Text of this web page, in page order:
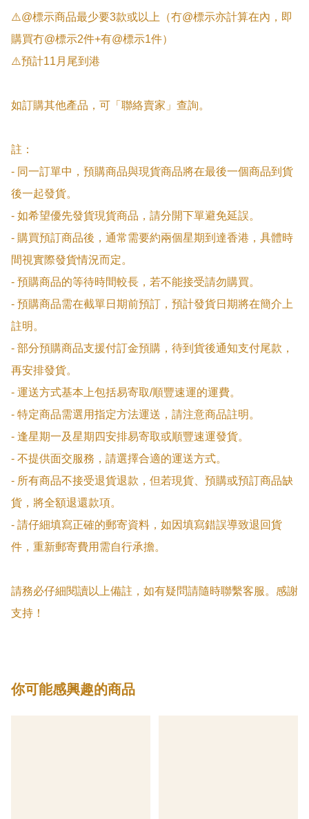
⚠️@標示商品最少要3款或以上（冇@標示亦計算在內，即
購買冇@標示2件+有@標示1件）
⚠️預計11月尾到港
如訂購其他產品，可「聯絡賣家」查詢。
註：
- 同一訂單中，預購商品與現貨商品將在最後一個商品到貨
後一起發貨。
- 如希望優先發貨現貨商品，請分開下單避免延誤。
- 購買預訂商品後，通常需要約兩個星期到達香港，具體時
間視實際發貨情況而定。
- 預購商品的等待時間較長，若不能接受請勿購買。
- 預購商品需在截單日期前預訂，預計發貨日期將在簡介上
註明。
- 部分預購商品支援付訂金預購，待到貨後通知支付尾款，
再安排發貨。
- 運送方式基本上包括易寄取/順豐速運的運費。
- 特定商品需選用指定方法運送，請注意商品註明。
- 逢星期一及星期四安排易寄取或順豐速運發貨。
- 不提供面交服務，請選擇合適的運送方式。
- 所有商品不接受退貨退款，但若現貨、預購或預訂商品缺
貨，將全額退還款項。
- 請仔細填寫正確的郵寄資料，如因填寫錯誤導致退回貨
件，重新郵寄費用需自行承擔。
請務必仔細閱讀以上備註，如有疑問請隨時聯繫客服。感謝
支持！
你可能感興趣的商品